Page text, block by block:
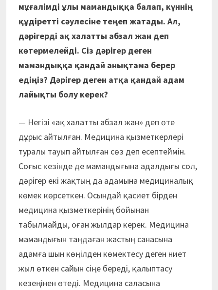
мұғалімді ұлы мамандыққа балап, күннің
құдіретті сәулесіне теңеп жатады. Ал,
дәрігерді ақ халатты абзал жан деп
көтермелейді. Сіз дәрігер деген
мамандыққа қандай анықтама берер
едіңіз? Дәрігер деген атқа қандай адам
лайықты болу керек?
— Негізі «ақ халатты абзал жан» деп өте
дұрыс айтылған. Медицина қызметкерлері
туралы тауып айтылған сөз деп есептеймін.
Соғыс кезінде де мамандығына адалдығы сол,
дәрігер екі жақтың да адамына медициналық
көмек көрсеткен. Осындай қасиет бірден
медицина қызметкерінің бойынан
табылмайды, оған жылдар керек. Медицина
мамандығын таңдаған жастың санасына
адамға шын көңілден көмектесу деген ниет
жыл өткен сайын сіңе береді, қалыптасу
кезеңінен өтеді. Медицина саласына